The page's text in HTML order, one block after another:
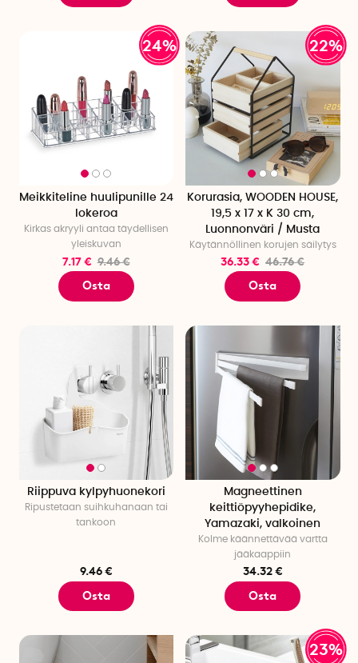
24%
Meikkiteline huulipunille 24
lokeroa
Kirkas akryyli antaa täydellisen
yleiskuvan
7.17 € 9.46 €
Osta
22%
Korurasia, WOODEN HOUSE,
19,5 x 17 x K 30 cm,
Luonnonväri / Musta
Käytännöllinen korujen säilytys
36.33 € 46.76 €
Osta
Riippuva kylpyhuonekori
Ripustetaan suihkuhanaan tai
tankoon
9.46 €
Osta
Magneettinen
keittiöpyyhepidike,
Yamazaki, valkoinen
Kolme käännettävää vartta
jääkaappiin
34.32 €
Osta
23%